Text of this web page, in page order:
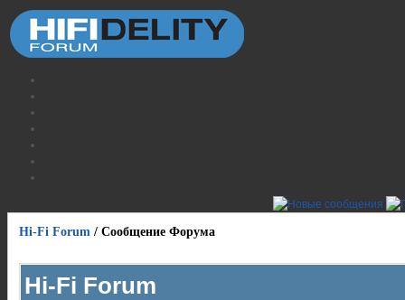
Hi-Fi Forum / Сообщение Форума
Hi-Fi Forum